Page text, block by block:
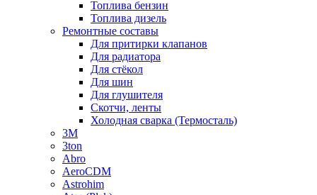
Топлива бензин
Топлива дизель
Ремонтные составы
Для притирки клапанов
Для радиатора
Для стёкол
Для шин
Для глушителя
Скотчи, ленты
Холодная сварка (Термосталь)
3M
3ton
Abro
AeroCDM
Astrohim